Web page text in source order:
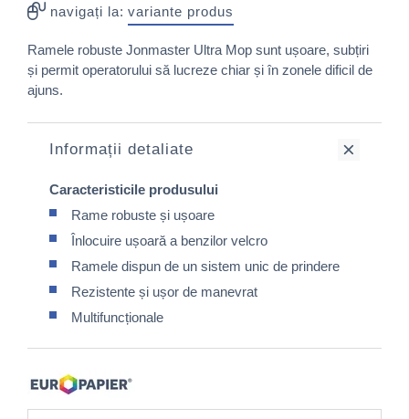
navigați la: variante produs
Ramele robuste Jonmaster Ultra Mop sunt ușoare, subțiri
și permit operatorului să lucreze chiar și în zonele dificil de
ajuns.
Informații detaliate
Caracteristicile produsului
Rame robuste și ușoare
Înlocuire ușoară a benzilor velcro
Ramele dispun de un sistem unic de prindere
Rezistente și ușor de manevrat
Multifuncționale